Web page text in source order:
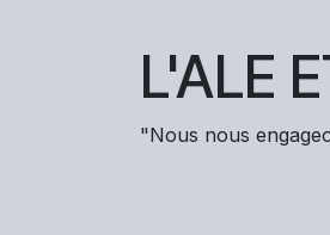
L'ALE
"Nous nous